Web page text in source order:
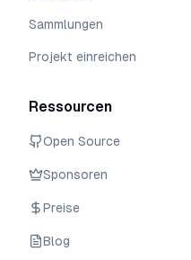
Sammlungen
Projekt einreichen
Ressourcen
Open Source
Sponsoren
Preise
Blog